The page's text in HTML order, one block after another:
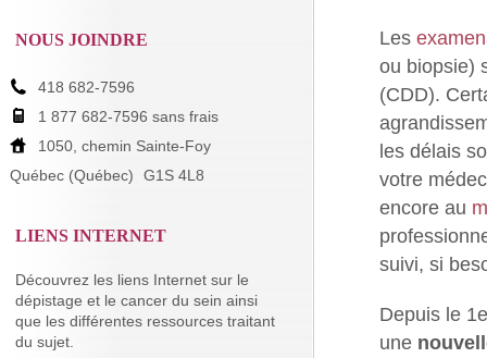
Les
ou biopsie)
(CDD).
les délais
votre
encore au
suivi, si
Depuis le
une
NOUS JOINDRE
418 682-7596
1 877 682-7596 sans frais
1050, chemin Sainte-Foy
Québec (Québec)
G1S 4L8
LIENS INTERNET
Découvrez les liens Internet sur le
dépistage et le cancer du sein ainsi
que les différentes ressources traitant
du sujet.